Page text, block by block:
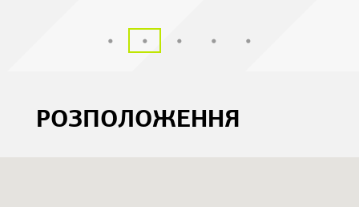
РОЗПОЛОЖЕННЯ